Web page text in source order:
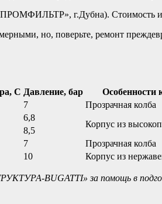
г.Дубна). Стоимость
но, поверьте, ремонт
С Давление, бар Особенности
7 Прозрачная колба
6,8
Корпус из
8,5
7 Прозрачная колба
10 Корпус из
BUGATTI» за помощь в